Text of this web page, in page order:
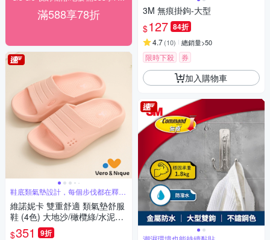
滿588享78折
鞋底類氣墊設計，每個步伐都在釋放
壓力
維諾妮卡 雙重舒適 類氣墊舒服
鞋 (4色) 大地沙/橄欖綠/水泥灰/
櫻桃粉
$351 9折
3M 無痕掛鉤-大型
$127 84折
4.7(10) 總銷量>50
限時下殺 券
加入購物車